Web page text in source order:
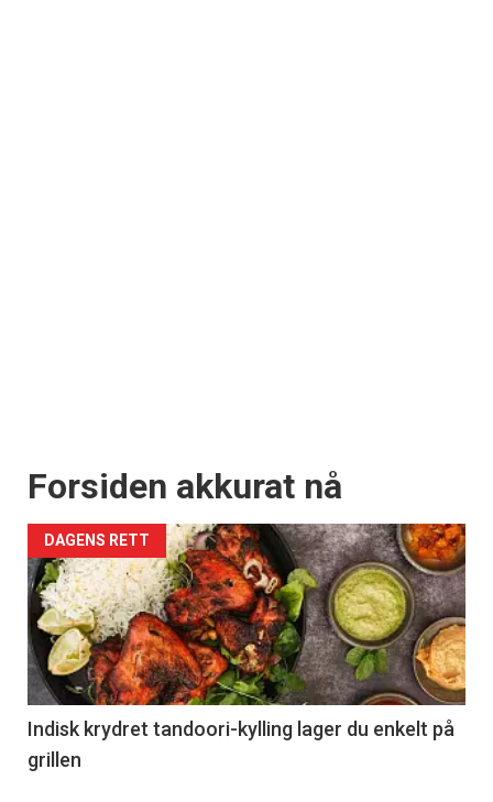
Forsiden akkurat nå
DAGENS RETT
Indisk krydret tandoori-kylling lager du enkelt på
grillen